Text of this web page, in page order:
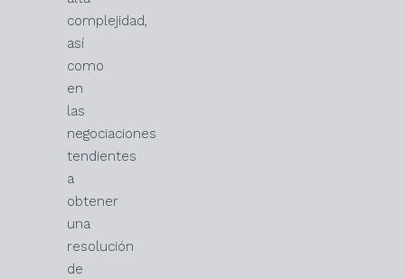
complejidad,
así
como
en
las
negociaciones
tendientes
a
obtener
una
resolución
de